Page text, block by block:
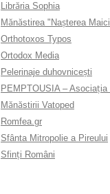
Librăria Sophia
Mănăstirea "Naşterea
Orthotoxos Typos
Ortodox Media
Pelerinaje duhovnicești
PEMPTOUSIA – Asociația
Mănăstirii Vatoped
Romfea.gr
Sfânta Mitropolie a Pireului
Sfinţi Români